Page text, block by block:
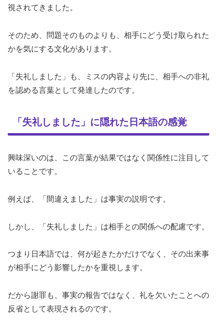
視されてきました。
そのため、問題そのものよりも、相手にどう受け取られた
かを気にする文化があります。
「失礼しました」も、ミスの内容より先に、相手への非礼
を認める言葉として発達したのです。
「失礼しました」に隠れた日本語の感覚
興味深いのは、この言葉が結果ではなく関係性に注目して
いることです。
例えば、「間違えました」は事実の説明です。
しかし、「失礼しました」は相手との関係への配慮です。
つまり日本語では、何が起きたかだけでなく、その出来事
が相手にどう影響したかを重視します。
だから謝罪も、事実の報告ではなく、礼を欠いたことへの
反省として表現されるのです。